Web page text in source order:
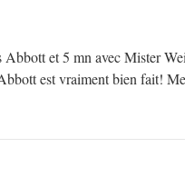
Abbott et 5 mn avec Mister
est vraiment bien fait!